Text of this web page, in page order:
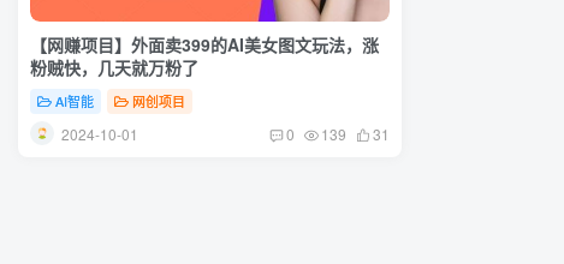
【网赚项目】外面卖399的AI美女图文玩法，涨
粉贼快，几天就万粉了
AI智能 网创项目
2024-10-01 0 139 31